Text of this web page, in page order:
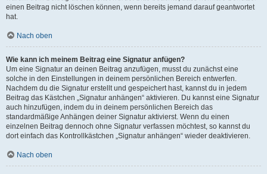
einen Beitrag nicht löschen können, wenn bereits jemand darauf geantwortet
hat.
Nach oben
Wie kann ich meinem Beitrag eine Signatur anfügen?
Um eine Signatur an deinen Beitrag anzufügen, musst du zunächst eine
solche in den Einstellungen in deinem persönlichen Bereich entwerfen.
Nachdem du die Signatur erstellt und gespeichert hast, kannst du in jedem
Beitrag das Kästchen „Signatur anhängen“ aktivieren. Du kannst eine Signatur
auch hinzufügen, indem du in deinem persönlichen Bereich das
standardmäßige Anhängen deiner Signatur aktivierst. Wenn du einen
einzelnen Beitrag dennoch ohne Signatur verfassen möchtest, so kannst du
dort einfach das Kontrollkästchen „Signatur anhängen“ wieder deaktivieren.
Nach oben